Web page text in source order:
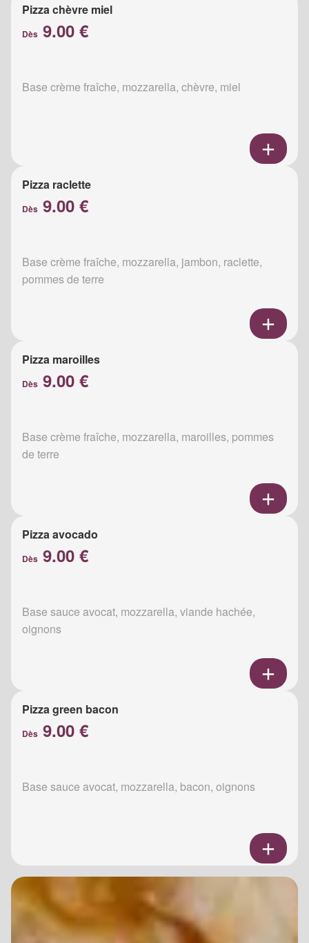
Pizza chèvre miel
Dès 9.00 €
Base crème fraîche, mozzarella, chèvre, miel
Pizza raclette
Dès 9.00 €
Base crème fraîche, mozzarella, jambon, raclette,
pommes de terre
Pizza maroilles
Dès 9.00 €
Base crème fraîche, mozzarella, maroilles, pommes
de terre
Pizza avocado
Dès 9.00 €
Base sauce avocat, mozzarella, viande hachée,
oignons
Pizza green bacon
Dès 9.00 €
Base sauce avocat, mozzarella, bacon, oignons